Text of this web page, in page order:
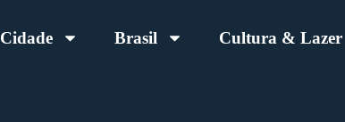
Cidade Brasil Cultura & Lazer